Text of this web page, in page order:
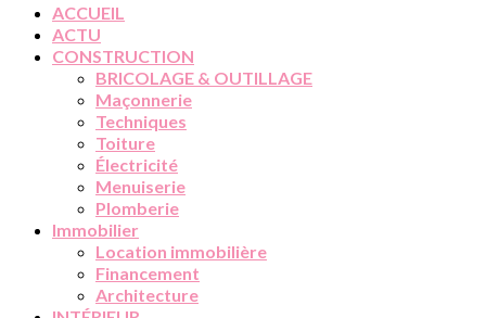
ACCUEIL
ACTU
CONSTRUCTION
BRICOLAGE & OUTILLAGE
Maçonnerie
Techniques
Toiture
Électricité
Menuiserie
Plomberie
Immobilier
Location immobilière
Financement
Architecture